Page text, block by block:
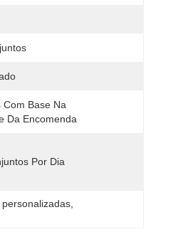
Com Base Na
Da Encomenda
Por Dia